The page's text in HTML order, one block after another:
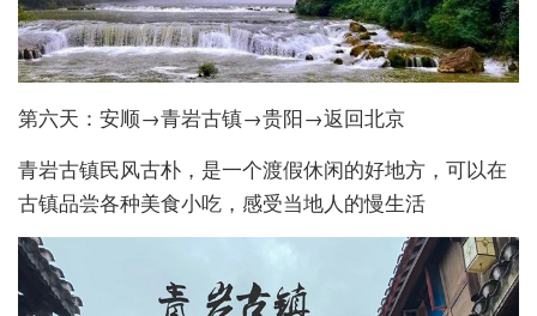
第六天：安顺→青岩古镇→贵阳→返回北京
青岩古镇民风古朴，是一个渡假休闲的好地方，可以在
古镇品尝各种美食小吃，感受当地人的慢生活